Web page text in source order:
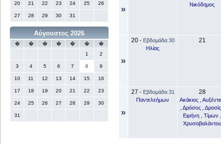
20 21 22 23 24 25 26
27 28 29 30 31
Αύγουστος 2026
� � � � � �
�
1
2
3 4 5 6 7 8 9
10 11 12 13 14 15 16
17 18 19 20 21 22 23
24 25 26 27 28 29 30
31
»
Νικόδημος
»
20- Εβδομάδα 30
Ηλίας
21
»
27 - Εβδομάδα 31
Παντελεήμων
28
Ακάκιος ,
, Δρόσος ,
Ειρήνη , Τίμων ,
Χρυσοβαλάντου